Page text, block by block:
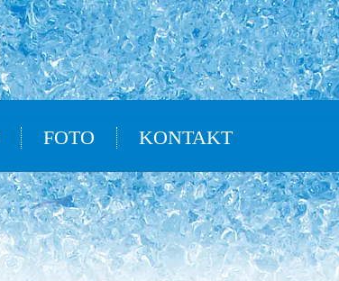
FOTO KONTAKT